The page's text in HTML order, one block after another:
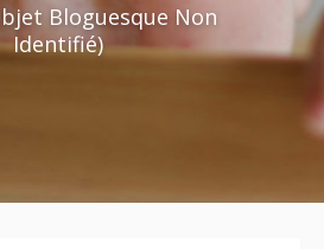
Bloguesque Non
Identifié)